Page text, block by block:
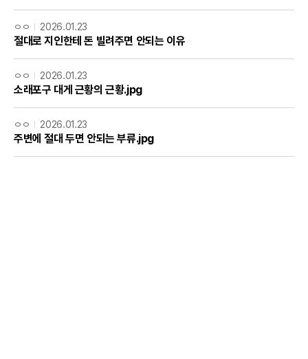
ㅇㅇ 2026.01.23
절대로 지인한테 돈 빌려주면 안되는 이유
ㅇㅇ 2026.01.23
소래포구 대게 근황의 근황.jpg
ㅇㅇ 2026.01.23
주변에 절대 두면 안되는 부류.jpg